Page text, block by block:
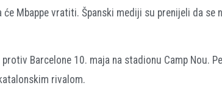
će Mbappe vratiti. Španski mediji su prenijeli da
Barcelone 10. maja na stadionu Camp Nou.
rivalom.